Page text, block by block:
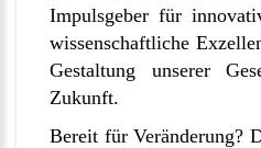
Impulsgeber für
wissenschaftliche
Gestaltung unserer
Zukunft.
Bereit für Veränderung?